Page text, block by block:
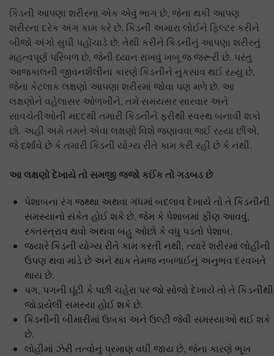
કિડની આપણા શરીરના એક એવું ભાગ છે, જેના થકી આપણ
શરીરના દરેક અંગ કામ કરે છે. કિડની અમારા લોઈને ફિલ્ટર કરીને
બીજો અંગો સુઘી પહોંચાડે છે, તેથી કરીને કિડનીનું આપણા શરીરનું
મહત્વપૂર્ણ પરિબળ છે, જેની ધ્યાન રાખવું ખબૂ જ જરૂરી છે. પરંતુ
આજકાલની જીવનશૈલીના કારણે કિડનીને નુકસાવ થઈ રહ્યુ છે,
જેના કેટલાક લક્ષણો આપણા શરીરમાં જોવા પણ મળે છે. આ
લક્ષણોને વહેલાસર ઓળખીને, તમે સમયસર સારવાર અને
સાવચેતીઓની મદદથી તમારી કિડનીને ફરીથી સ્વસ્થ બનાવી શકો
છો. અહીં અમે તમને એવા લક્ષણો વિશે જણાવવા જઈ રહ્યા છીએ,
જે દર્શાવે છે કે તમારી કિડની યોગ્ય રીતે કામ કરી રહી છે કે નથી.
આ લક્ષણો દેખાયે તો સમજી જજો કઈંક તો ગડબડ છે
પેશાબના રંગ જથ્થા અથવા ગંધમાં બદલાવ દેખાયે તો તે કિડનીની
સમસ્યાનો સંકેત હોઈ શકે છે. જેમ કે પેશાબમાં ફીણ આવવું,
રક્તસ્ત્રાવ થવો અથવા બહુ ઓછો કે વધુ પડતો પેશાબ.
જ્યારે કિડની યોગ્ય રીતે કામ કરતી નથી, ત્યારે શરીરમાં લોહીની
ઉપણ થવા માંડે છે અને થાક તેમજ નબળાઈનું અનુભવ દરવખતે
થાય છે.
પગ, પગની ઘૂંટી કે પછી ચહેરા પર જો સોજો દેખાયે તો તે કિડનીથી
જોડાયેલી સમસ્યા હોઈ શકે છે.
કિડનીની બીમારીમાં ઉબકા અને ઉલ્ટી જેવી સમસ્યાઓ થઈ શકે
છે.
લોહીમાં ઝેરી તત્વોનું પ્રમાણ વધી જાય છે, જેના કારણે ભૂખ